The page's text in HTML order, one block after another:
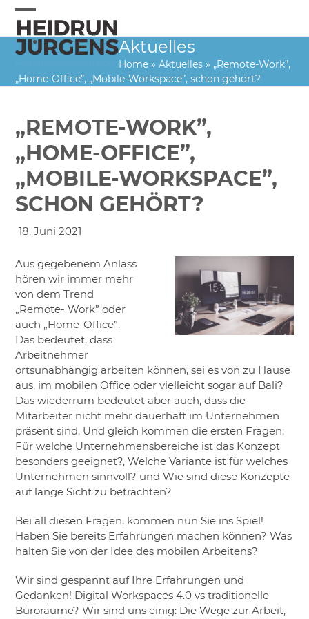
Skip
content
Open
mobile
menu
Close
mobile
menu
Aktuelles
Home »Aktuelles » „Remote-Work”,
„Home-Office”, „Mobile-Workspace”, schon gehört?
„REMOTE-WORK”,
„HOME-OFFICE”,
„MOBILE-WORKSPACE”,
SCHON GEHÖRT?
18. Juni 2021
Aus gegebenem Anlass
hören wir immer mehr
von dem Trend
„Remote- Work” oder
auch „Home-Office”.
Das bedeutet, dass
Arbeitnehmer
ortsunabhängig arbeiten können, sei es von zu Hause
aus, im mobilen Office oder vielleicht sogar auf Bali?
Das wiederrum bedeutet aber auch, dass die
Mitarbeiter nicht mehr dauerhaft im Unternehmen
präsent sind. Und gleich kommen die ersten Fragen:
Für welche Unternehmensbereiche ist das Konzept
besonders geeignet?, Welche Variante ist für welches
Unternehmen sinnvoll? und Wie sind diese Konzepte
auf lange Sicht zu betrachten?
Bei all diesen Fragen, kommen nun Sie ins Spiel!
Haben Sie bereits Erfahrungen machen können? Was
halten Sie von der Idee des mobilen Arbeitens?
Wir sind gespannt auf Ihre Erfahrungen und
Gedanken! Digital Workspaces 4.0 vs traditionelle
Büroräume? Wir sind uns einig: Die Wege zur Arbeit,